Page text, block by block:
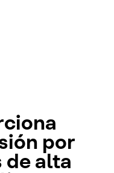
por
de alta